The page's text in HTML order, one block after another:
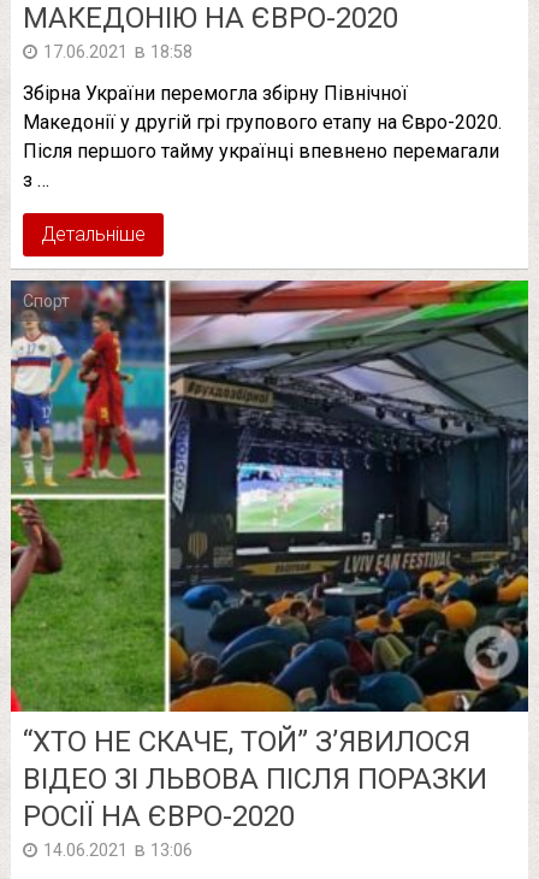
МАКЕДОНІЮ НА ЄВРО-2020
17.06.2021 в 18:58
Збірна України перемогла збірну Північної
Македонії у другій грі групового етапу на Євро-2020.
Після першого тайму українці впевнено перемагали
з …
Детальніше
Спорт
“ХТО НЕ СКАЧЕ, ТОЙ” З’ЯВИЛОСЯ
ВІДЕО ЗІ ЛЬВОВА ПІСЛЯ ПОРАЗКИ
РОСІЇ НА ЄВРО-2020
14.06.2021 в 13:06